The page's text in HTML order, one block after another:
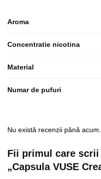
Aroma
Concentratie nicotina
Material
Numar de pufuri
Nu există recenzii până acum.
Fii primul care scrii
„Capsula VUSE